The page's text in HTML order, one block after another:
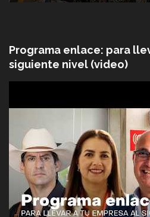
Programa enlace: para
siguiente nivel (video)